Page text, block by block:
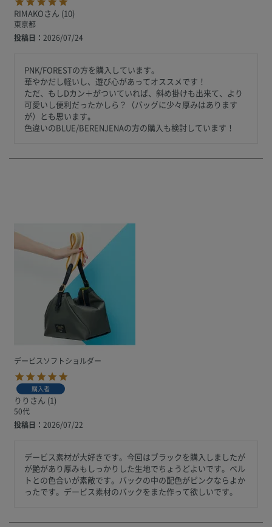
RIMAKO 10
東京都
投稿日
2026/07/24
PNK/FORESTの方を購入しています。
華やかだし軽いし、遊び心があってオススメです！
ただ、もしDカン＋がついていれば、斜め掛けも出来て、より
可愛いし便利だったかしら？（バッグに少々厚みはあります
が）とも思います。
色違いのBLUE/BERENJENAの方の購入も検討しています！
デービスソフトショルダー
購入者
りり 1
50代
投稿日
2026/07/22
デービス素材が大好きです。今回はブラックを購入しましたが
が艶があり厚みもしっかりした生地でちょうどよいです。ベル
トとの色合いが素敵です。バックの中の配色がピンクならよか
ったです。デービス素材のバックをまた作って欲しいです。